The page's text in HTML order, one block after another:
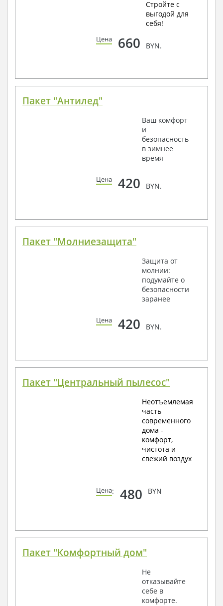
Стройте с
выгодой для
себя!
Цена 660 BYN.
Пакет "Антилед"
Ваш комфорт
и
безопасность
в зимнее
время
Цена 420 BYN.
Пакет "Молниезащита"
Защита от
молнии:
подумайте о
безопасности
заранее
Цена 420 BYN.
Пакет "Центральный пылесос"
Неотъемлемая
часть
современного
дома -
комфорт,
чистота и
свежий воздух
Цена: 480 BYN
Пакет "Комфортный дом"
Не
отказывайте
себе в
комфорте.